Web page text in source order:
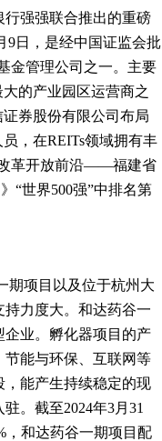
强强联合推出的重磅
9日，是经中国证监会批
金管理公司之一。主要
的产业园区运营商之
券股份有限公司布局
，在REITs领域拥有丰
改革开放前沿——福建省
“世界500强”中排名第
期项目以及位于杭州大
力度大。和达药谷一
业。孵化器项目的产
能与环保、互联网等
能产生持续稳定的现
。截至2024年3月31
，和达药谷一期项目配